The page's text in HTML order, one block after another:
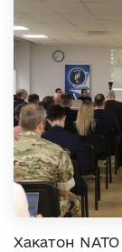
Хакатон